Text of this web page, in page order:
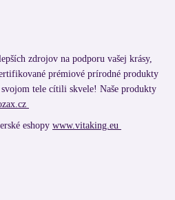
zdrojov na podporu vašej krásy,
prémiové prírodné produkty
svojom tele cítili skvele! Naše produkty
eshopy www.vitaking.eu